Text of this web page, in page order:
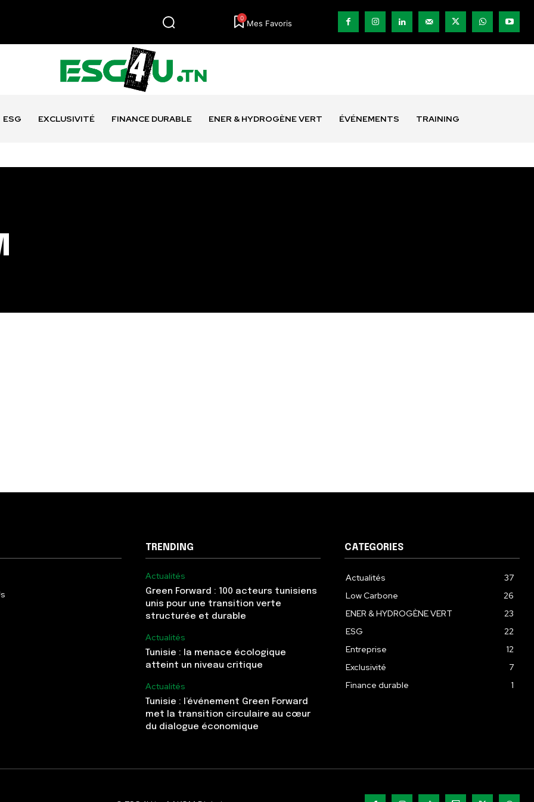
0
Mes Favoris
ESG EXCLUSIVITÉ FINANCE DURABLE ENER & HYDROGÈNE VERT ÉVÉNEMENTS TRAINING
TRENDING
Actualités
Green Forward : 100 acteurs tunisiens
unis pour une transition verte
structurée et durable
Actualités
Tunisie : la menace écologique
atteint un niveau critique
Actualités
Tunisie : l’événement Green Forward
met la transition circulaire au cœur
du dialogue économique
CATEGORIES
Actualités
37
Low Carbone
26
ENER & HYDROGÈNE VERT
23
ESG
22
Entreprise
12
Exclusivité
7
Finance durable
1